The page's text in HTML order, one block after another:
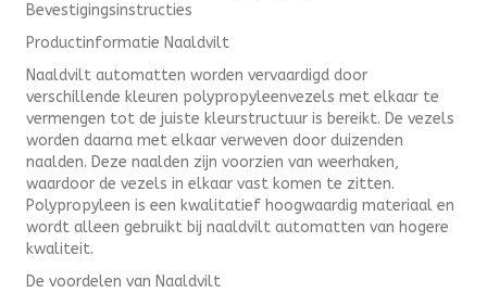
Bevestigingsinstructies
Productinformatie Naaldvilt
Naaldvilt automatten worden vervaardigd door
verschillende kleuren polypropyleenvezels met elkaar te
vermengen tot de juiste kleurstructuur is bereikt. De vezels
worden daarna met elkaar verweven door duizenden
naalden. Deze naalden zijn voorzien van weerhaken,
waardoor de vezels in elkaar vast komen te zitten.
Polypropyleen is een kwalitatief hoogwaardig materiaal en
wordt alleen gebruikt bij naaldvilt automatten van hogere
kwaliteit.
De voordelen van Naaldvilt